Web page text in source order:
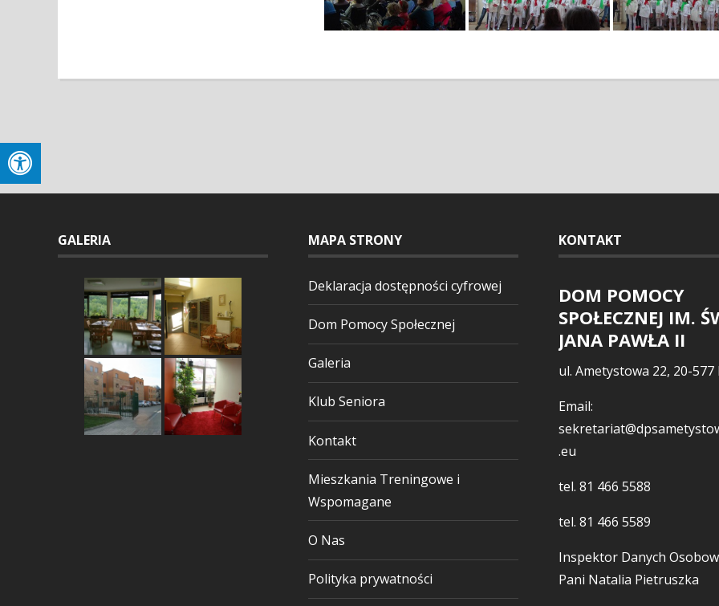
GALERIA MAPA STRONY
Deklaracja dostępności cyfrowej
Dom Pomocy Społecznej
Galeria
Klub Seniora
Kontakt
Mieszkania Treningowe i
Wspomagane
O Nas
Polityka prywatności
KONTAKT
DOM POMOCY
SPOŁECZNEJ IM.
JANA PAWŁA II
ul. Ametystowa 22, 20-
Email:
.eu
tel. 81 466 5588
tel. 81 466 5589
Inspektor Danych
Pani Natalia Pietruszka